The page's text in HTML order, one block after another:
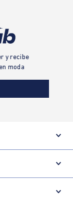
y recibe
moda